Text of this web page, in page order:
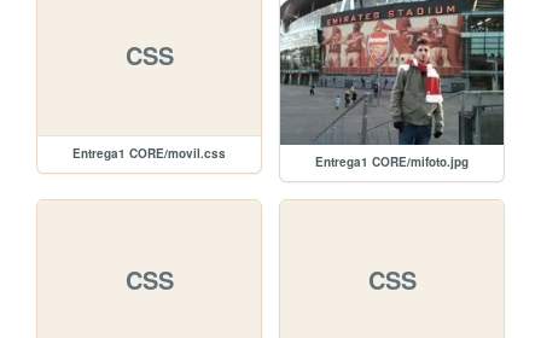
CSS
Entrega1 CORE/movil.css
Entrega1 CORE/mifoto.jpg
CSS CSS